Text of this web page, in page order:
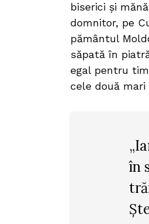
biserici și
domnitor, pe
pământul
săpată în
egal pentru
cele două
în